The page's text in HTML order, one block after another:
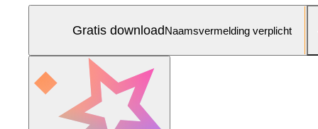
Gratis downloadNaamsvermelding verplicht